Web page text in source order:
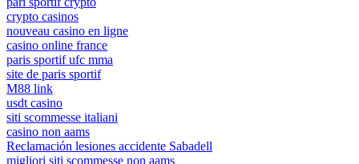
crypto casinos
nouveau casino en ligne
casino online france
paris sportif ufc mma
site de paris sportif
M88 link
usdt casino
siti scommesse italiani
casino non aams
Reclamación lesiones accidente Sabadell
migliori siti scommesse non aams